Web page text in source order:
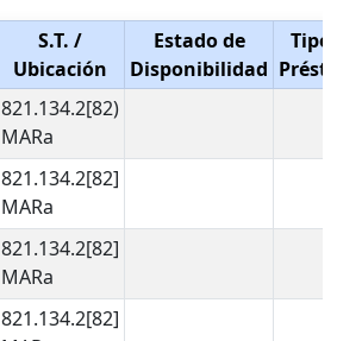
S.T. /
Ubicación
Estado de
Disponibilidad
Tipo
821.134.2[82)
MARa
821.134.2[82]
MARa
821.134.2[82]
MARa
821.134.2[82]